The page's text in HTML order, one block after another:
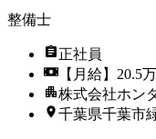
整備士
正社員
【月給】20.5
株式会社ホン
千葉県千葉市